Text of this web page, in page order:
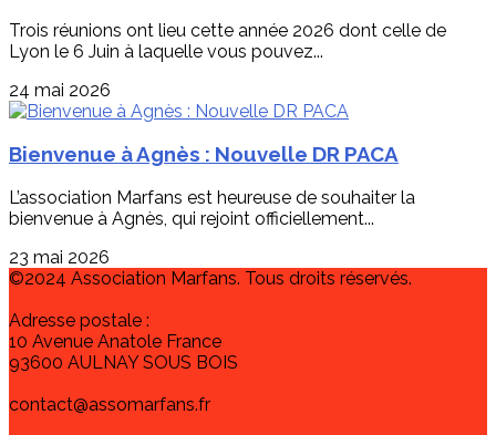
Trois réunions ont lieu cette année 2026 dont celle de
Lyon le 6 Juin à laquelle vous pouvez...
24 mai 2026
Bienvenue à Agnès : Nouvelle DR PACA
L’association Marfans est heureuse de souhaiter la
bienvenue à Agnès, qui rejoint officiellement...
23 mai 2026
©2024 Association Marfans. Tous droits réservés.
Adresse postale :
10 Avenue Anatole France
93600 AULNAY SOUS BOIS
contact@assomarfans.fr